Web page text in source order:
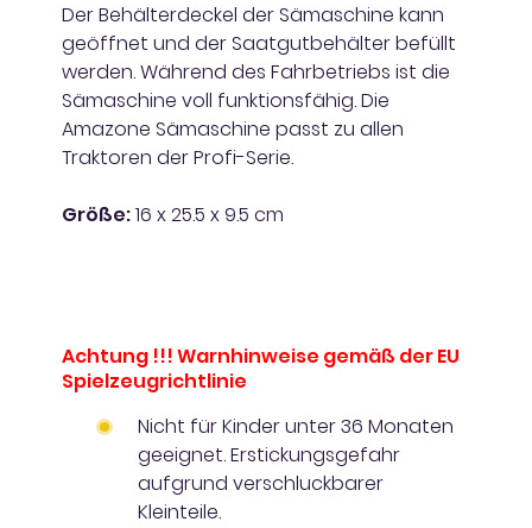
Der Behälterdeckel der Sämaschine kann
geöffnet und der Saatgutbehälter befüllt
werden. Während des Fahrbetriebs ist die
Sämaschine voll funktionsfähig. Die
Amazone Sämaschine passt zu allen
Traktoren der Profi-Serie.
Größe:16 x 25.5 x 9.5 cm
Achtung !!! Warnhinweise gemäß der EU
Spielzeugrichtlinie
Nicht für Kinder unter 36 Monaten
geeignet. Erstickungsgefahr
aufgrund verschluckbarer
Kleinteile.